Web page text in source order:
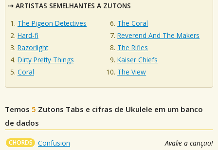
ARTISTAS SEMELHANTES A ZUTONS
The Pigeon Detectives
Hard-fi
Razorlight
Dirty Pretty Things
Coral
The Coral
Reverend And The Makers
The Rifles
Kaiser Chiefs
The View
Temos 5 Zutons Tabs e cifras de Ukulele em um banco
de dados
CHORDS Confusion Avalie a canção!